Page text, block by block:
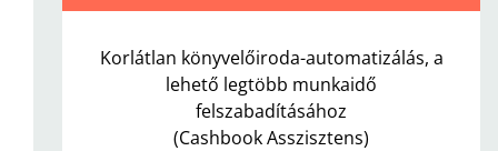
Korlátlan könyvelőiroda-automatizálás, a
lehető legtöbb munkaidő
felszabadításához
(Cashbook Asszisztens)